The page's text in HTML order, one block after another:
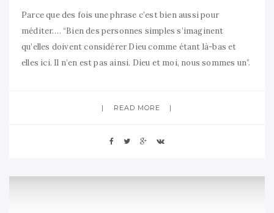
Parce que des fois une phrase c’est bien aussi pour
méditer…. “Bien des personnes simples s’imaginent
qu’elles doivent considérer Dieu comme étant là-bas et
elles ici. Il n’en est pas ainsi. Dieu et moi, nous sommes un”.
READ MORE